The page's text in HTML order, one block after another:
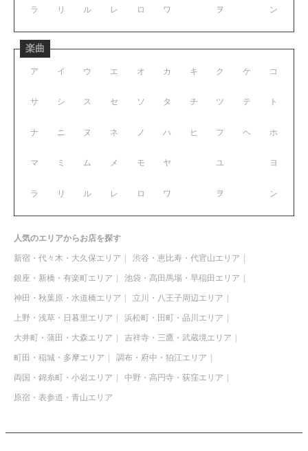
ラ リ ル レ ロ ワ ヲ ン
楽曲
ア イ ウ エ オ
サ シ ス セ ソ
ナ ニ ヌ ネ ノ
マ ミ ム メ モ
ラ リ ル レ ロ
カ キ ク ケ コ
タ チ ツ テ ト
ハ ヒ フ ヘ ホ
ヤ ユ ヨ
ワ ヲ ン
人気のエリアからお店を探す
新宿・代々木・大久保エリア 渋谷・恵比寿・代官山エリア
銀座・新橋・有楽町エリア 池袋・高田馬場・早稲田エリア
神田・秋葉原・水道橋エリア 立川・八王子周辺エリア
上野・浅草・日暮里エリア 浜松町・田町・品川エリア
大井町・蒲田・大森エリア 吉祥寺・三鷹・武蔵境エリア
町田・稲城・多摩エリア 調布・府中・狛江エリア
両国・錦糸町・小岩エリア 中野・高円寺・荻窪エリア
原宿・表参道・青山エリア